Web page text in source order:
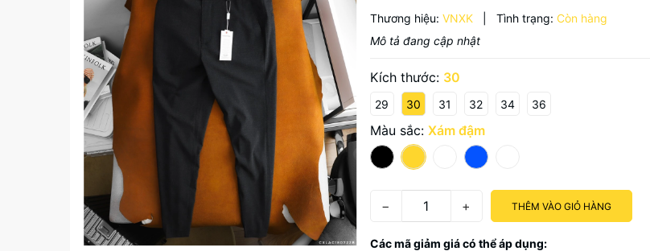
Thương hiệu: VNXK Tình trạng: Còn hàng
Mô tả đang cập nhật
Kích thước: 30
29 30 31 32 34 36
Màu sắc: Xám đậm
− + THÊM VÀO GIỎ HÀNG
Các mã giảm giá có thể áp dụng: